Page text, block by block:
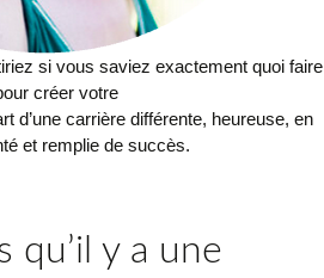
si vous saviez exactement quoi faire
créer votre
d’une carrière différente, heureuse, en
et remplie de succès.
qu’il y a une